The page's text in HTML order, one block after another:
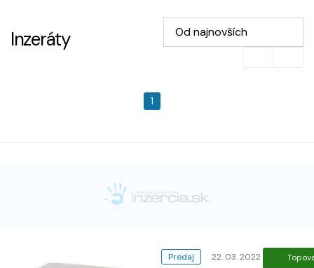
Inzeráty Od najnovších
1
Predaj 22. 03. 2022